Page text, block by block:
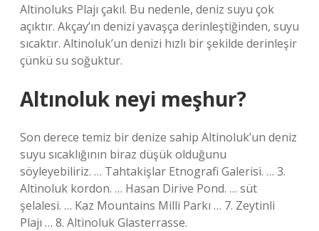
Altinoluks Plajı çakıl. Bu nedenle, deniz suyu çok
açıktır. Akçay’ın denizi yavaşça derinleştiğinden, suyu
sıcaktır. Altinoluk’un denizi hızlı bir şekilde derinleşir
çünkü su soğuktur.
Altınoluk neyi meşhur?
Son derece temiz bir denize sahip Altinoluk’un deniz
suyu sıcaklığının biraz düşük olduğunu
söyleyebiliriz. … Tahtakişlar Etnografi Galerisi. … 3.
Altinoluk kordon. … Hasan Dirive Pond. … süt
şelalesi. … Kaz Mountains Milli Parkı … 7. Zeytinli
Plajı … 8. Altinoluk Glasterrasse.